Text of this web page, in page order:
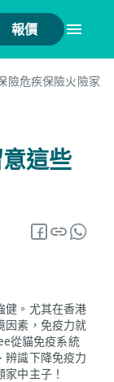
報價
險危疾保險火險家
這些
健。尤其在香港
因素，免疫力就
從貓免疫系統
辨識下降免疫力
中主子！